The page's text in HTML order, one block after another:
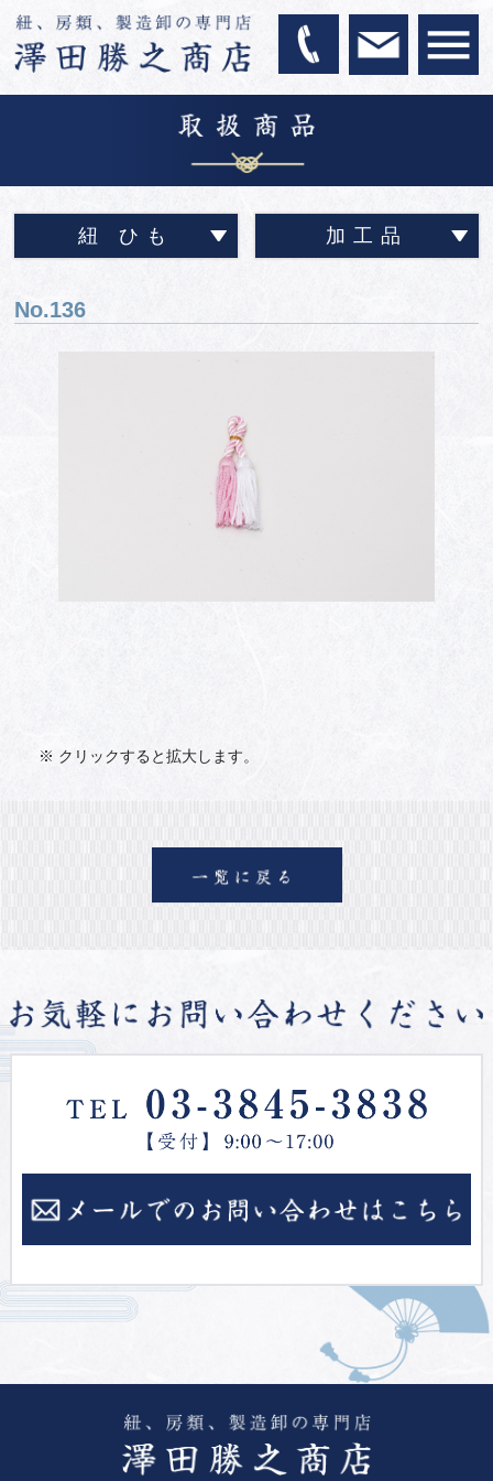
紐 ひも 加工品
No.136
※ クリックすると拡大します。